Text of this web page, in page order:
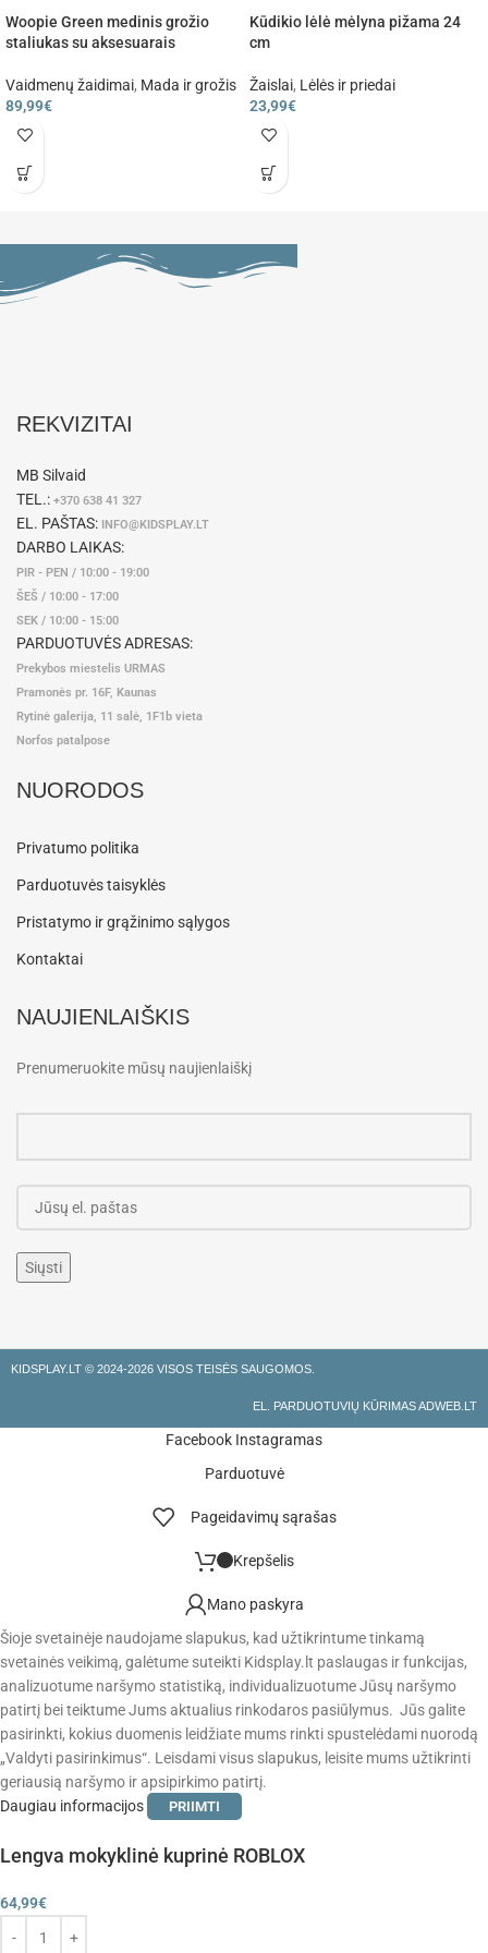
Woopie Green medinis grožio
staliukas su aksesuarais
Vaidmenų žaidimai, Mada ir grožis
89,99€
Kūdikio lėlė mėlyna pižama 24
cm
Žaislai, Lėlės ir priedai
23,99€
REKVIZITAI
MB Silvaid
TEL.: +370 638 41 327
EL. PAŠTAS: INFO@KIDSPLAY.LT
DARBO LAIKAS:
PIR - PEN / 10:00 - 19:00
ŠEŠ / 10:00 - 17:00
SEK / 10:00 - 15:00
PARDUOTUVĖS ADRESAS:
Prekybos miestelis URMAS
Pramonės pr. 16F, Kaunas
Rytinė galerija, 11 salė, 1F1b vieta
Norfos patalpose
NUORODOS
Privatumo politika
Parduotuvės taisyklės
Pristatymo ir grąžinimo sąlygos
Kontaktai
NAUJIENLAIŠKIS
Prenumeruokite mūsų naujienlaiškį
KIDSPLAY.LT © 2024-2026 VISOS TEISĖS SAUGOMOS.
EL. PARDUOTUVIŲ KŪRIMAS ADWEB.LT
Facebook Instagramas
Parduotuvė
Pageidavimų sąrašas
Krepšelis
Mano paskyra
Šioje svetainėje naudojame slapukus, kad užtikrintume tinkamą
svetainės veikimą, galėtume suteikti Kidsplay.lt paslaugas ir funkcijas,
analizuotume naršymo statistiką, individualizuotume Jūsų naršymo
patirtį bei teiktume Jums aktualius rinkodaros pasiūlymus. Jūs galite
pasirinkti, kokius duomenis leidžiate mums rinkti spustelėdami nuorodą
„Valdyti pasirinkimus“. Leisdami visus slapukus, leisite mums užtikrinti
geriausią naršymo ir apsipirkimo patirtį.
Daugiau informacijos
PRIIMTI
Lengva mokyklinė kuprinė ROBLOX
64,99€